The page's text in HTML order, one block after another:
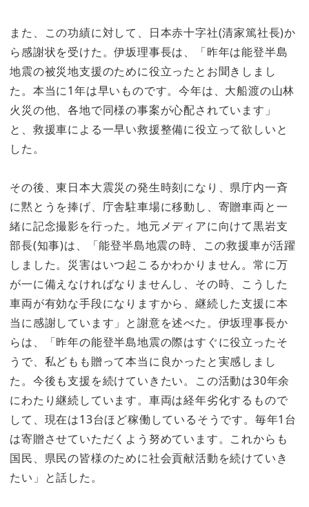
また、この功績に対して、日本赤十字社(清家篤社長)か
ら感謝状を受けた。伊坂理事長は、「昨年は能登半島
地震の被災地支援のために役立ったとお聞きしまし
た。本当に1年は早いものです。今年は、大船渡の山林
火災の他、各地で同様の事案が心配されています」
と、救援車による一早い救援整備に役立って欲しいと
した。
その後、東日本大震災の発生時刻になり、県庁内一斉
に黙とうを捧げ、庁舎駐車場に移動し、寄贈車両と一
緒に記念撮影を行った。地元メディアに向けて黒岩支
部長(知事)は、「能登半島地震の時、この救援車が活躍
しました。災害はいつ起こるかわかりません。常に万
が一に備えなければなりませんし、その時、こうした
車両が有効な手段になりますから、継続した支援に本
当に感謝しています」と謝意を述べた。伊坂理事長か
らは、「昨年の能登半島地震の際はすぐに役立ったそ
うで、私どもも贈って本当に良かったと実感しまし
た。今後も支援を続けていきたい。この活動は30年余
にわたり継続しています。車両は経年劣化するもので
して、現在は13台ほど稼働しているそうです。毎年1台
は寄贈させていただくよう努めています。これからも
国民、県民の皆様のために社会貢献活動を続けていき
たい」と話した。